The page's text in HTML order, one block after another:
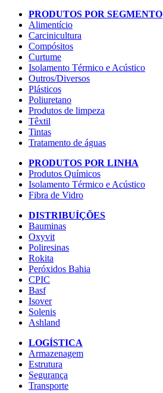
PRODUTOS POR SEGMENTO
Alimentício
Carcinicultura
Compósitos
Curtume
Isolamento Térmico e Acústico
Outros/Diversos
Plásticos
Poliuretano
Produtos de limpeza
Têxtil
Tintas
Tratamento de águas
PRODUTOS POR LINHA
Produtos Químicos
Isolamento Térmico e Acústico
Fibra de Vidro
DISTRIBUÍÇÕES
Bauminas
Oxyvit
Poliresinas
Rokita
Peróxidos Bahia
CPIC
Basf
Isover
Solenis
Ashland
LOGÍSTICA
Armazenagem
Estrutura
Segurança
Transporte